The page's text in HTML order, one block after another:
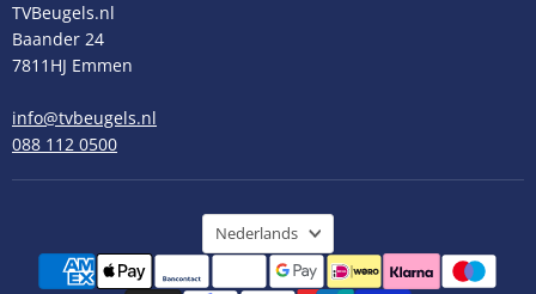
TVBeugels.nl
Baander 24
7811HJ Emmen
info@tvbeugels.nl
088 112 0500
Taal
Nederlands